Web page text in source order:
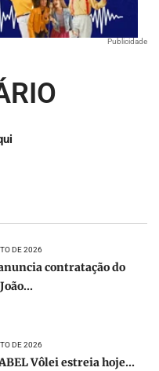
Publicidade
DE 2026
contratação do
DE 2026
Vôlei estreia hoje...